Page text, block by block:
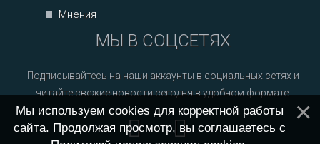
Мнения
МЫ В СОЦСЕТЯХ
Подписывайтесь на наши аккаунты в социальных сетях и
читайте свежие новости сегодня в удобном формате.
Мы используем cookies для корректной работы
сайта. Продолжая просмотр, вы соглашаетесь с